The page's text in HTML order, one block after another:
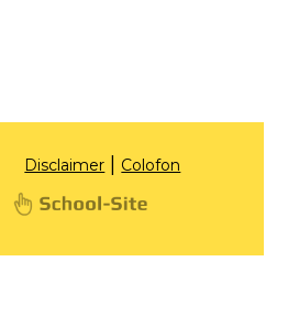
Disclaimer Colofon